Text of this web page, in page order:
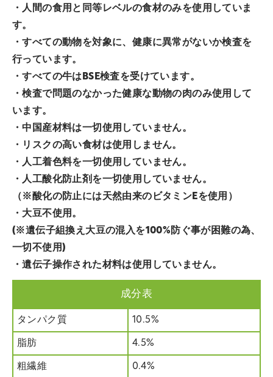
・人間の食用と同等レベルの食材のみを使用していま
す。
・すべての動物を対象に、健康に異常がないか検査を
行っています。
・すべての牛はBSE検査を受けています。
・検査で問題のなかった健康な動物の肉のみ使用して
います。
・中国産材料は一切使用していません。
・リスクの高い食材は使用しません。
・人工着色料を一切使用していません。
・人工酸化防止剤を一切使用していません。
（※酸化の防止には天然由来のビタミンEを使用）
・大豆不使用。
(※遺伝子組換え大豆の混入を100%防ぐ事が困難の為、
一切不使用)
・遺伝子操作された材料は使用していません。
成分表
タンパク質 10.5%
脂肪 4.5%
粗繊維 0.4%